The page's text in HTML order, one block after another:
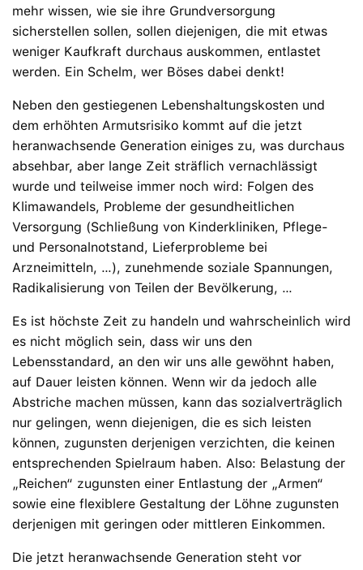
mehr wissen, wie sie ihre Grundversorgung
sicherstellen sollen, sollen diejenigen, die mit etwas
weniger Kaufkraft durchaus auskommen, entlastet
werden. Ein Schelm, wer Böses dabei denkt!
Neben den gestiegenen Lebenshaltungskosten und
dem erhöhten Armutsrisiko kommt auf die jetzt
heranwachsende Generation einiges zu, was durchaus
absehbar, aber lange Zeit sträflich vernachlässigt
wurde und teilweise immer noch wird: Folgen des
Klimawandels, Probleme der gesundheitlichen
Versorgung (Schließung von Kinderkliniken, Pflege-
und Personalnotstand, Lieferprobleme bei
Arzneimitteln, …), zunehmende soziale Spannungen,
Radikalisierung von Teilen der Bevölkerung, …
Es ist höchste Zeit zu handeln und wahrscheinlich wird
es nicht möglich sein, dass wir uns den
Lebensstandard, an den wir uns alle gewöhnt haben,
auf Dauer leisten können. Wenn wir da jedoch alle
Abstriche machen müssen, kann das sozialverträglich
nur gelingen, wenn diejenigen, die es sich leisten
können, zugunsten derjenigen verzichten, die keinen
entsprechenden Spielraum haben. Also: Belastung der
„Reichen“ zugunsten einer Entlastung der „Armen“
sowie eine flexiblere Gestaltung der Löhne zugunsten
derjenigen mit geringen oder mittleren Einkommen.
Die jetzt heranwachsende Generation steht vor